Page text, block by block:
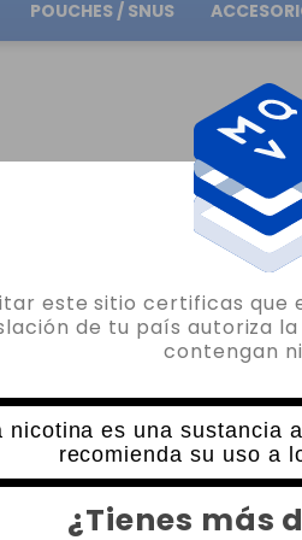
este sitio certificas que
de tu país autoriza
contengan
nicotina es una sustancia
recomienda su uso a
¿Tienes más
Envío gratuitoen pedidos
POUCHES / SNUS
VAPORESSO 5 X CLAPTON EUC COIL 0.4OHM
VAPORESSO
VAPORESSO 5 X
2
8,55€
CANTIDAD
- +